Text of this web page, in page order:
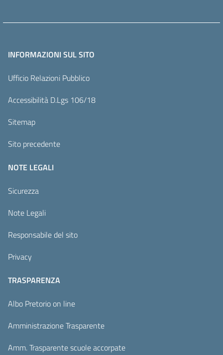
INFORMAZIONI SUL SITO
Ufficio Relazioni Pubblico
Accessibilità D.Lgs 106/18
Sitemap
Sito precedente
NOTE LEGALI
Sicurezza
Note Legali
Responsabile del sito
Privacy
TRASPARENZA
Albo Pretorio on line
Amministrazione Trasparente
Amm. Trasparente scuole accorpate